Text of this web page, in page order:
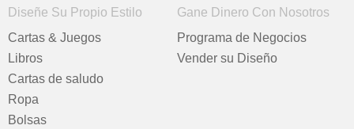
Diseñe Su Propio Estilo
Cartas & Juegos
Libros
Cartas de saludo
Ropa
Bolsas
Gane Dinero Con Nosotros
Programa de Negocios
Vender su Diseño